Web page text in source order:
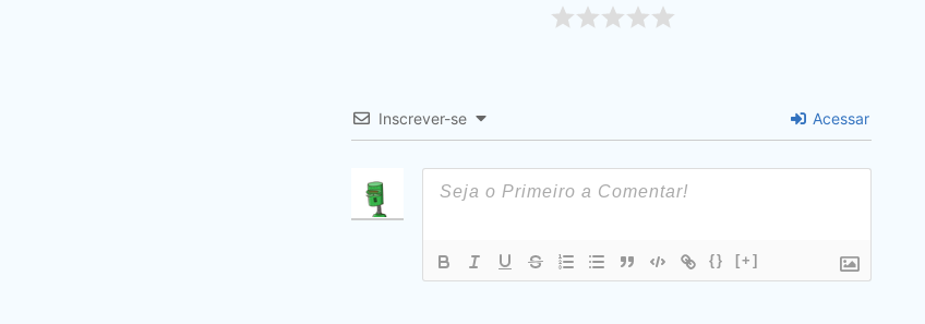
Inscrever-se Acessar
{} [+]